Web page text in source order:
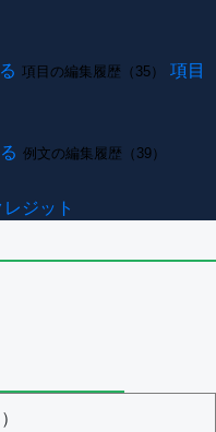
項目の編集履歴（35）
項目
例文の編集履歴（39）
レジット